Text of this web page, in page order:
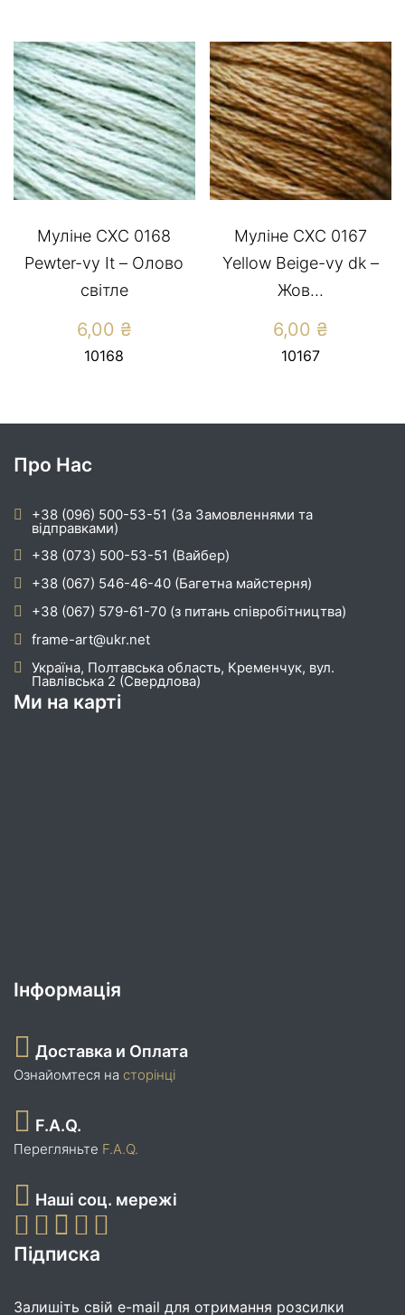
Муліне СХС 0168
Pewter-vy It – Олово
світле
6,00 ₴
10168
Муліне СХС 0167
Yellow Beige-vy dk –
Жов...
6,00 ₴
10167
Про Нас
+38 (096) 500-53-51 (За Замовленнями та
відправками)
+38 (073) 500-53-51 (Вайбер)
+38 (067) 546-46-40 (Багетна майстерня)
+38 (067) 579-61-70 (з питань співробітництва)
frame-art@ukr.net
Україна, Полтавська область, Кременчук, вул.
Павлівська 2 (Свердлова)
Ми на карті
Інформація
Доставка и Оплата
Ознайомтеся на сторінці
F.A.Q.
Перегляньте F.A.Q.
Наші соц. мережі
Підписка
Залишіть свій e-mail для отримання розсилки